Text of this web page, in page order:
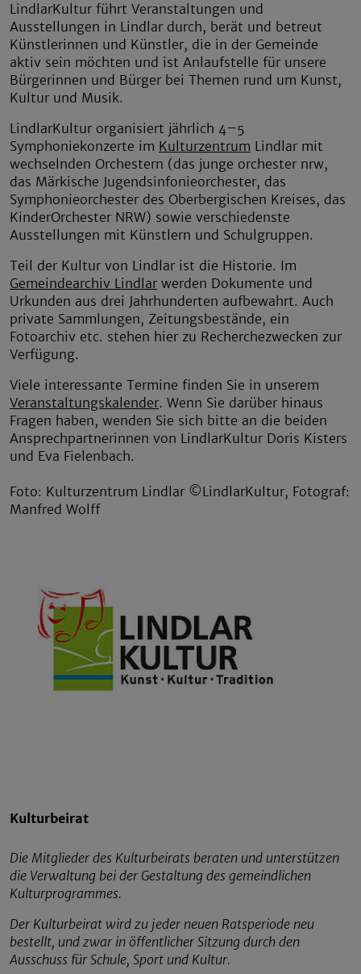
LindlarKultur führt Veranstaltungen und
Ausstellungen in Lindlar durch, berät und betreut
Künstlerinnen und Künstler, die in der Gemeinde
aktiv sein möchten und ist Anlaufstelle für unsere
Bürgerinnen und Bürger bei Themen rund um Kunst,
Kultur und Musik.
LindlarKultur organisiert jährlich 4–5
Symphoniekonzerte im Kulturzentrum Lindlar mit
wechselnden Orchestern (das junge orchester nrw,
das Märkische Jugendsinfonieorchester, das
Symphonieorchester des Oberbergischen Kreises, das
KinderOrchester NRW) sowie verschiedenste
Ausstellungen mit Künstlern und Schulgruppen.
Teil der Kultur von Lindlar ist die Historie. Im
Gemeindearchiv Lindlarwerden Dokumente und
Urkunden aus drei Jahrhunderten aufbewahrt. Auch
private Sammlungen, Zeitungsbestände, ein
Fotoarchiv etc. stehen hier zu Recherchezwecken zur
Verfügung.
Viele interessante Termine finden Sie in unserem
Veranstaltungskalender. Wenn Sie darüber hinaus
Fragen haben, wenden Sie sich bitte an die beiden
Ansprechpartnerinnen von LindlarKultur Doris Kisters
und Eva Fielenbach.
Foto: Kulturzentrum Lindlar ©LindlarKultur, Fotograf:
Manfred Wolff
Kulturbeirat
Die Mitglieder des Kulturbeirats beraten und unterstützen
die Verwaltung bei der Gestaltung des gemeindlichen
Kulturprogrammes.
Der Kulturbeirat wird zu jeder neuen Ratsperiode neu
bestellt, und zwar in öffentlicher Sitzung durch den
Ausschuss für Schule, Sport und Kultur.